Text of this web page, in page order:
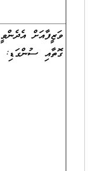
ވަޒީފާއަށް އެދެންވީ
ގޮތާއި ސުންގަޑި: